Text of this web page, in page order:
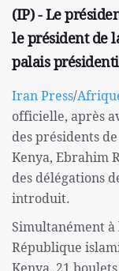
(IP) - Le
le président de
palais
Iran Press/
officielle, après
des présidents
Kenya, Ebrahim
des délégations
introduit.
Simultanément
République